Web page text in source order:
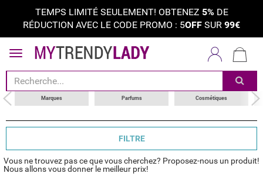
TEMPS LIMITÉ SEULEMENT! OBTENEZ 5%DE
RÉDUCTION AVEC LE CODE PROMO : 5OFF SUR 99€
Marques Parfums Cosmétiques
trier par
marques
FILTRE
Vous ne trouvez pas ce que vous cherchez? Proposez-nous un produit!
Nous allons vous donner le meilleur prix!